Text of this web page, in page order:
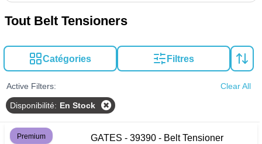
Tout Belt Tensioners
Catégories Filtres
Active Filters: Clear All
Disponibilité: En Stock
Premium
GATES - 39390 - Belt Tensioner